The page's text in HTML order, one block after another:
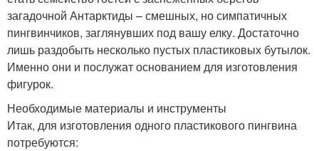
загадочной Антарктиды – смешных, но симпатичных
пингвинчиков, заглянувших под вашу елку. Достаточно
лишь раздобыть несколько пустых пластиковых бутылок.
Именно они и послужат основанием для изготовления
фигурок.
Необходимые материалы и инструменты
Итак, для изготовления одного пластикового пингвина
потребуются: